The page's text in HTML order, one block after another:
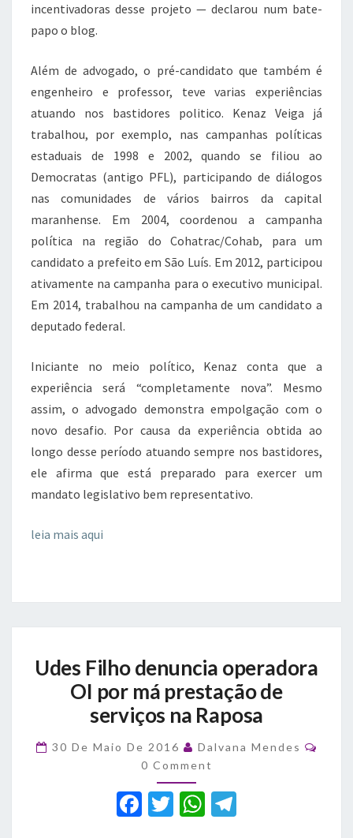
incentivadoras desse projeto — declarou num bate-
papo o blog.
Além de advogado, o pré-candidato que também é
engenheiro e professor, teve varias experiências
atuando nos bastidores politico. Kenaz Veiga já
trabalhou, por exemplo, nas campanhas políticas
estaduais de 1998 e 2002, quando se filiou ao
Democratas (antigo PFL), participando de diálogos
nas comunidades de vários bairros da capital
maranhense. Em 2004, coordenou a campanha
política na região do Cohatrac/Cohab, para um
candidato a prefeito em São Luís. Em 2012, participou
ativamente na campanha para o executivo municipal.
Em 2014, trabalhou na campanha de um candidato a
deputado federal.
Iniciante no meio político, Kenaz conta que a
experiência será “completamente nova”. Mesmo
assim, o advogado demonstra empolgação com o
novo desafio. Por causa da experiência obtida ao
longo desse período atuando sempre nos bastidores,
ele afirma que está preparado para exercer um
mandato legislativo bem representativo.
leia mais aqui
Filho
denuncia
operadora
OI
má
prestação
de
serviços
na
Udes Filho denuncia operadora
OI por má prestação de
serviços na Raposa
30 De Maio De 2016 Dalvana Mendes
0 Comment
F T W